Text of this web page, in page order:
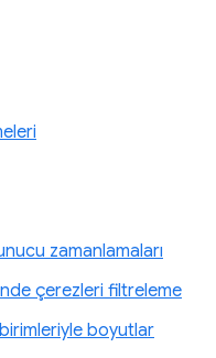
zamanlamaları
çerezleri filtreleme
boyutlar